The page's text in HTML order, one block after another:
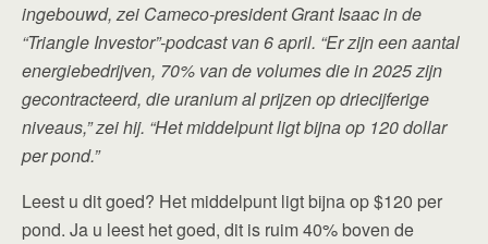
ingebouwd, zei Cameco‑president Grant Isaac in de
“Triangle Investor”-podcast van 6 april. “Er zijn een aantal
energiebedrijven, 70% van de volumes die in 2025 zijn
gecontracteerd, die uranium al prijzen op driecijferige
niveaus,” zei hij. “Het middelpunt ligt bijna op 120 dollar
per pond.”
Leest u dit goed? Het middelpunt ligt bijna op $120 per
pond. Ja u leest het goed, dit is ruim 40% boven de